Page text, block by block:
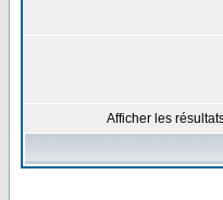
Afficher les